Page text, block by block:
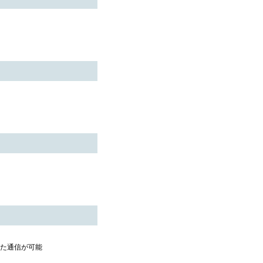
通信が可能